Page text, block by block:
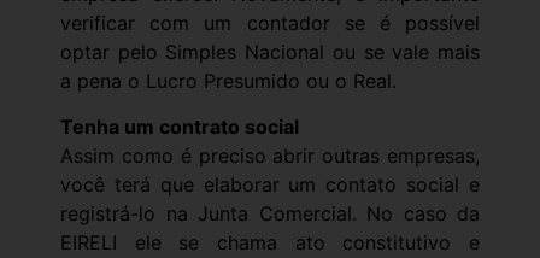
verificar com um contador se é possível
optar pelo Simples Nacional ou se vale mais
a pena o Lucro Presumido ou o Real.
Tenha um contrato social
Assim como é preciso abrir outras empresas,
você terá que elaborar um contato social e
registrá-lo na Junta Comercial. No caso da
EIRELI ele se chama ato constitutivo e